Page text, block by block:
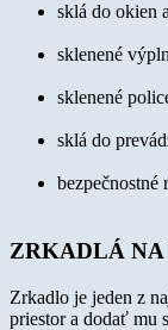
sklá do okien
sklenené
sklenené
sklá do
bezpečnostné
ZRKADLÁ
Zrkadlo je jeden z
priestor a dodať mu